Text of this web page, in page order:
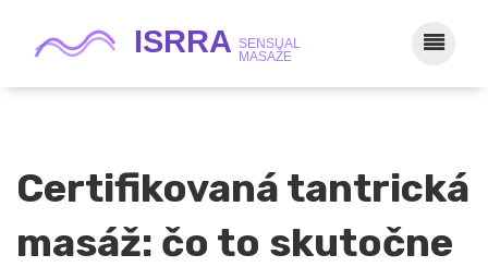
Certifikovaná tantrická
masáž: čo to skutočne